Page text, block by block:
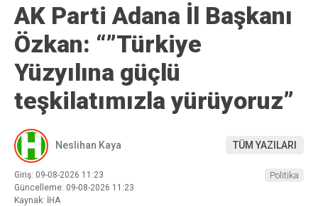
AK Parti Adana İl Başkanı
Özkan: “”Türkiye
Yüzyılına güçlü
teşkilatımızla yürüyoruz”
Neslihan Kaya TÜM YAZILARI
Giriş: 09-08-2026 11:23
Güncelleme: 09-08-2026 11:23
Kaynak: İHA
Politika